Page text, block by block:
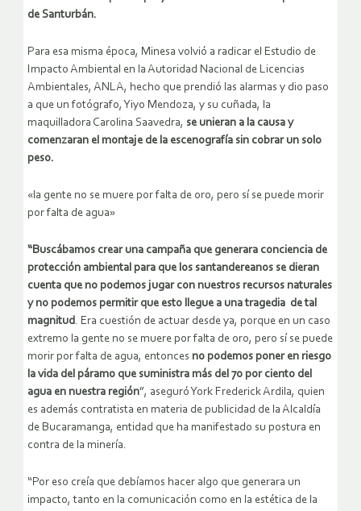
de Santurbán.
Para esa misma época, Minesa volvió a radicar el Estudio de
Impacto Ambiental en la Autoridad Nacional de Licencias
Ambientales, ANLA, hecho que prendió las alarmas y dio paso
a que un fotógrafo, Yiyo Mendoza, y su cuñada, la
maquilladora Carolina Saavedra, se unieran a la causa y
comenzaran el montaje de la escenografía sin cobrar un solo
peso.
«la gente no se muere por falta de oro, pero sí se puede morir
por falta de agua»
“Buscábamos crear una campaña que generara conciencia de
protección ambiental para que los santandereanos se dieran
cuenta que no podemos jugar con nuestros recursos naturales
y no podemos permitir que esto llegue a una tragedia de tal
magnitud. Era cuestión de actuar desde ya, porque en un caso
extremo la gente no se muere por falta de oro, pero sí se puede
morir por falta de agua, entonces no podemos poner en riesgo
la vida del páramo que suministra más del 70 por ciento del
agua en nuestra región”, aseguró York Frederick Ardila, quien
es además contratista en materia de publicidad de la Alcaldía
de Bucaramanga, entidad que ha manifestado su postura en
contra de la minería.
“Por eso creía que debíamos hacer algo que generara un
impacto, tanto en la comunicación como en la estética de la